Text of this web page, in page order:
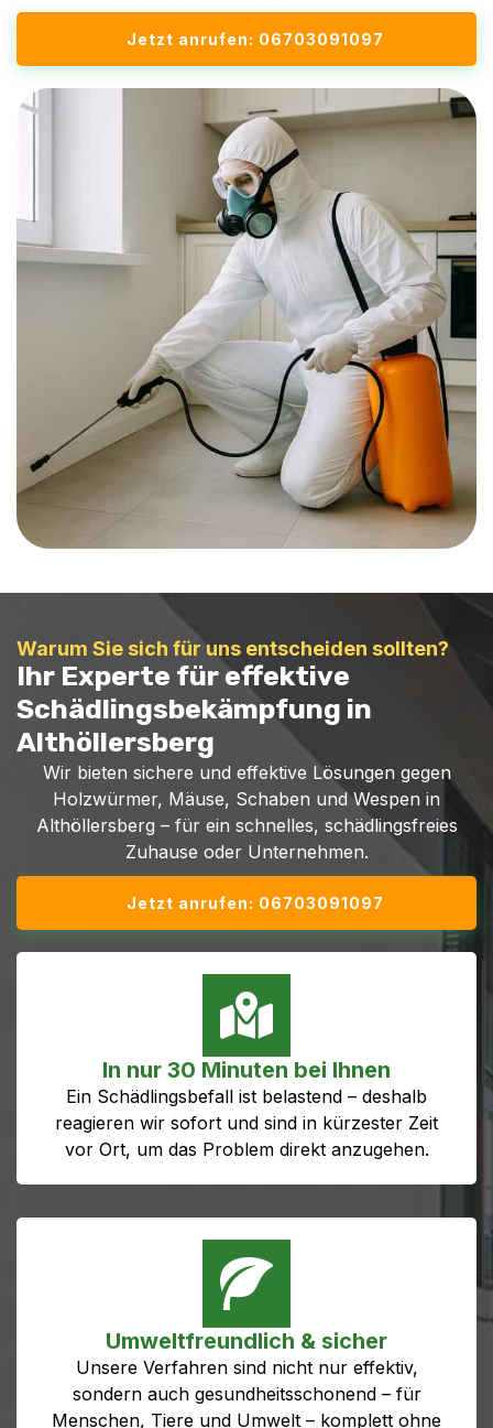
Jetzt anrufen: 06703091097
Warum Sie sich für uns entscheiden sollten?
Ihr Experte für effektive
Schädlingsbekämpfung in
Althöllersberg
Wir bieten sichere und effektive Lösungen gegen
Holzwürmer, Mäuse, Schaben und Wespen in
Althöllersberg – für ein schnelles, schädlingsfreies
Zuhause oder Unternehmen.
Jetzt anrufen: 06703091097
In nur 30 Minuten bei Ihnen
Ein Schädlingsbefall ist belastend – deshalb
reagieren wir sofort und sind in kürzester Zeit
vor Ort, um das Problem direkt anzugehen.
Umweltfreundlich & sicher
Unsere Verfahren sind nicht nur effektiv,
sondern auch gesundheitsschonend – für
Menschen, Tiere und Umwelt – komplett ohne